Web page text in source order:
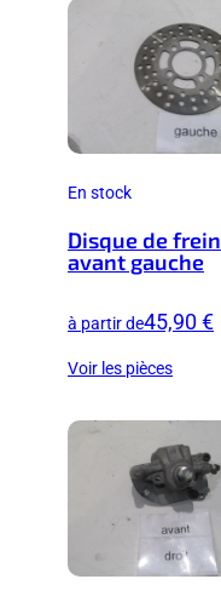
En stock
Disque de frein
avant gauche
à partir de45,90 €
Voir les pièces